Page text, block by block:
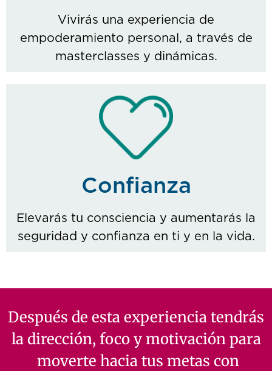
Vivirás una experiencia de
empoderamiento personal, a través de
masterclasses y dinámicas.
Confianza
Elevarás tu consciencia y aumentarás la
seguridad y confianza en ti y en la vida.
Después de esta experiencia tendrás
la dirección, foco y motivación para
moverte hacia tus metas con